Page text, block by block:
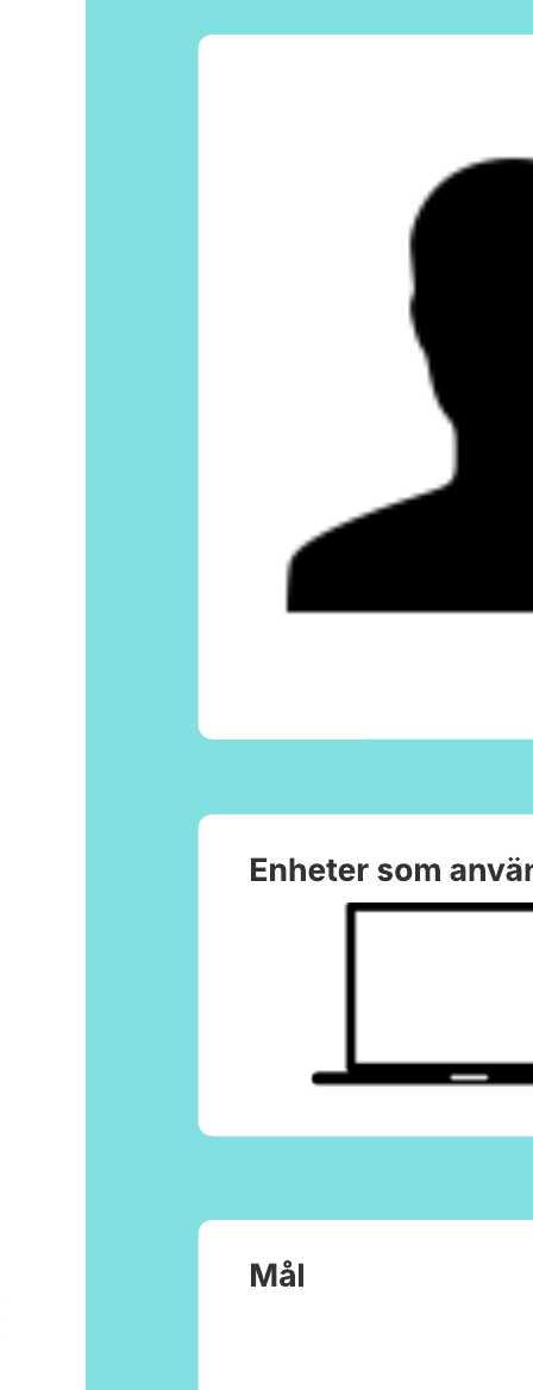
Den här mallen för användarpersona kan hjälpa dig att: